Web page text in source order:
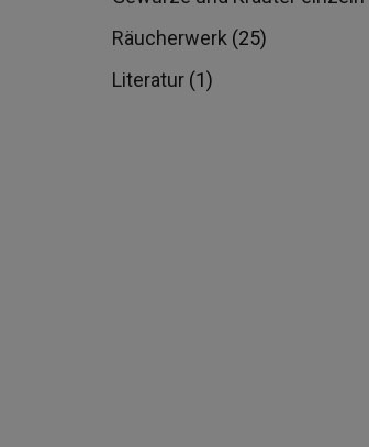
Räucherwerk (25)
Literatur (1)